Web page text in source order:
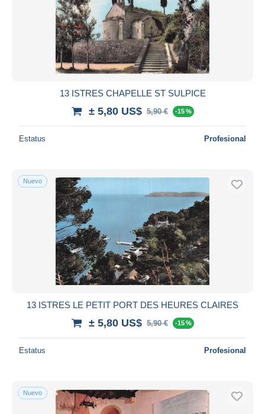
13 ISTRES CHAPELLE ST SULPICE
± 5,80 US$ 5,90 € -15 %
Estatus Profesional
Nuevo
13 ISTRES LE PETIT PORT DES HEURES CLAIRES
± 5,80 US$ 5,90 € -15 %
Estatus Profesional
Nuevo